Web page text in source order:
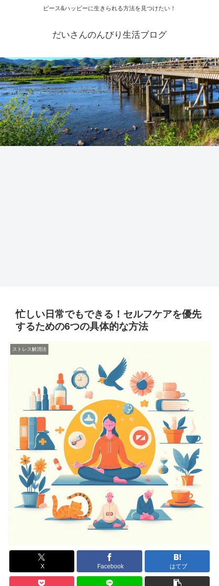
ピース&ハッピーに生きられる方法を見つけたい！
だいさんのんびり生活ブログ
忙しい日常でもできる！セルフケアを優先
するための6つの具体的な方法
ストレス解消法
X Facebook はてブ